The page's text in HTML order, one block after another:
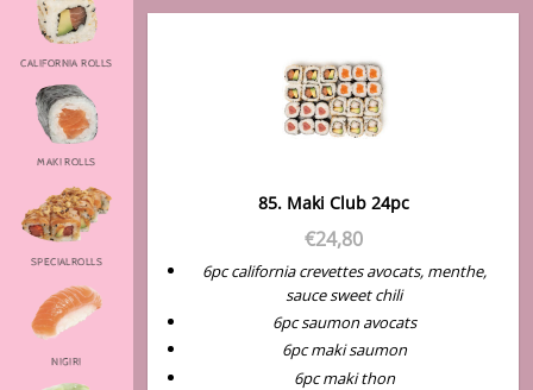
CALIFORNIA ROLLS
MAKI ROLLS
SPECIALROLLS
NIGIRI
85. Maki Club 24pc
€24,80
6pc california crevettesavocats, menthe,
saucesweet chili
6pc saumonavocats
6pc maki saumon
6pc maki thon